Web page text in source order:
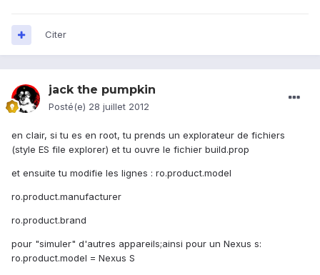
Citer
jack the pumpkin
Posté(e) 28 juillet 2012
en clair, si tu es en root, tu prends un explorateur de fichiers
(style ES file explorer) et tu ouvre le fichier build.prop
et ensuite tu modifie les lignes : ro.product.model
ro.product.manufacturer
ro.product.brand
pour "simuler" d'autres appareils;ainsi pour un Nexus s:
ro.product.model = Nexus S